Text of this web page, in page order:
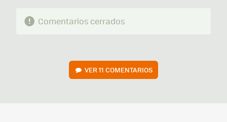
Comentarios cerrados
VER11 COMENTARIOS